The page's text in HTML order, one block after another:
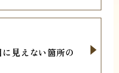
見えない箇所の